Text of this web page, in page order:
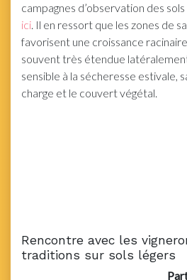
campagnes d’observation des
ici. Il en ressort que les zones de
favorisent une croissance
souvent très étendue
sensible à la sécheresse estivale,
charge et le couvert végétal.
Rencontre avec les
traditions sur sols légers